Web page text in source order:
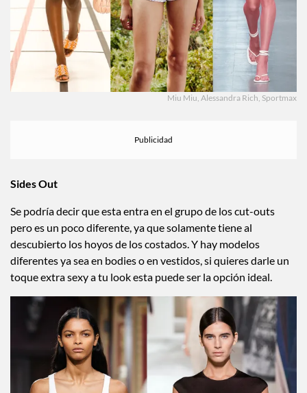
Miu Miu, Alessandra Rich, Sportmax
Sides Out
Se podría decir que esta entra en el grupo de los cut-outs
pero es un poco diferente, ya que solamente tiene al
descubierto los hoyos de los costados. Y hay modelos
diferentes ya sea en bodies o en vestidos, si quieres darle un
toque extra sexy a tu look esta puede ser la opción ideal.